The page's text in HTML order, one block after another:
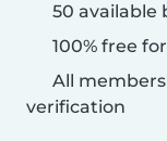
50 available
100% free
All
verification